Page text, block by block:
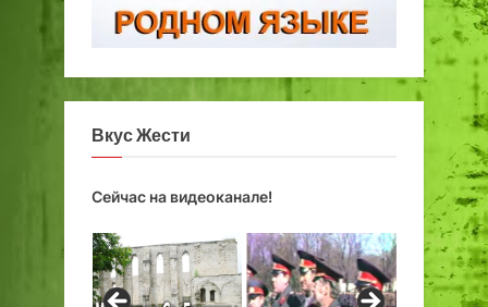
Вкус Жести
Сейчас на видеоканале!